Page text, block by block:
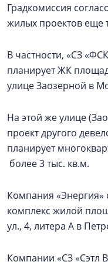
Градкомиссия
жилых проектов еще
В частности, «СЗ
планирует ЖК
улице Заозерной в
На этой же улице
проект другого
планирует
более 3 тыс. кв.м.
Компания
комплекс жилой
ул., 4, литера А в
Компании «СЗ «Сэтл